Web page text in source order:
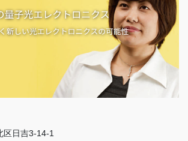
区日吉3-14-1